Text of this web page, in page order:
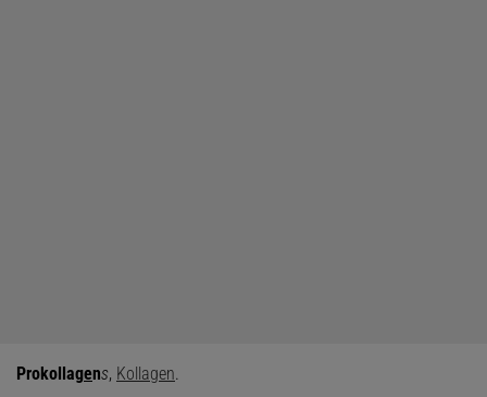
Prokollagens, Kollagen.